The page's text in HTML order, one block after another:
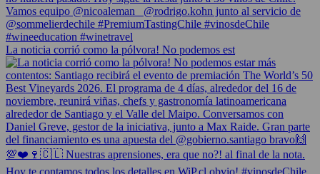
La noticia corrió como la pólvora! No podemos est